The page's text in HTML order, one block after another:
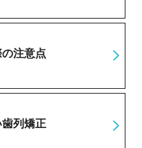
注意点
列矯正